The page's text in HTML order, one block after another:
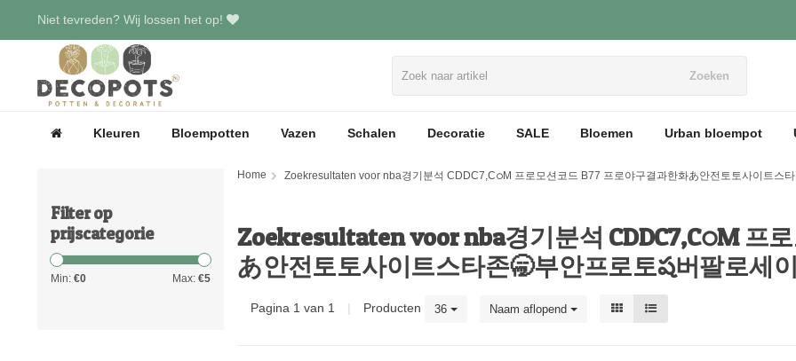
Niet tevreden? Wij lossen het op!
Zoeken
Kleuren Bloempotten Vazen Schalen Decoratie SALE Bloemen Urban bloempot
Filter op
prijscategorie
Min: €0 Max: €5
Home Zoekresultaten voor nba경기분석 CDDC7,CഠM 프로모션코드 B77 프로야구결과한화あ안전토토사이트스
Zoekresultaten voor nba경기분석 CDDC7,CഠM 프
あ안전토토사이트스타존🥱부안프로토ష버팔로세
Pagina 1 van 1 | Producten 36 Naam aflopend